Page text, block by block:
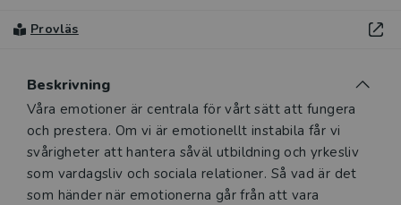
Provläs
Beskrivning
Beskrivning
Våra emotioner är centrala för vårt sätt att fungera
och prestera. Om vi är emotionellt instabila får vi
svårigheter att hantera såväl utbildning och yrkesliv
som vardagsliv och sociala relationer. Så vad är det
som händer när emotionerna går från att vara